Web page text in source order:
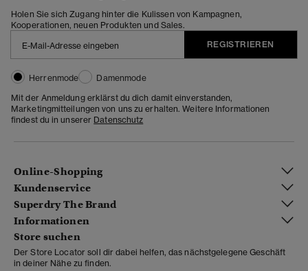
Holen Sie sich Zugang hinter die Kulissen von Kampagnen,
Kooperationen, neuen Produkten und Sales.
REGISTRIEREN
Herrenmode
Damenmode
Mit der Anmeldung erklärst du dich damit einverstanden,
Marketingmitteilungen von uns zu erhalten. Weitere Informationen
findest du in unserer Datenschutz
Online-Shopping
Kundenservice
Superdry The Brand
Informationen
Store suchen
Der Store Locator soll dir dabei helfen, das nächstgelegene Geschäft
in deiner Nähe zu finden.